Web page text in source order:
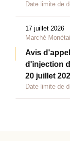
Date limite de
17 juillet 2026
Marché
Avis
d'injection
20 juillet
Date limite de